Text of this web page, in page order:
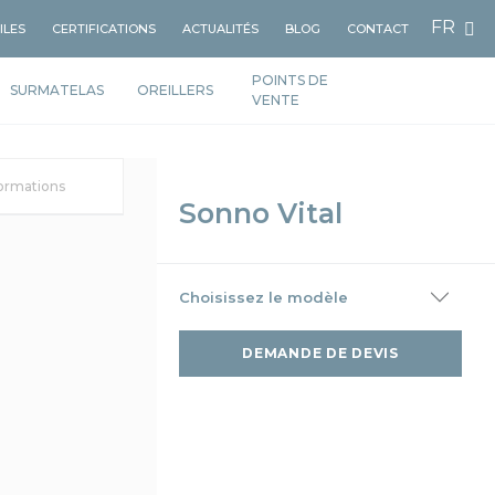
CERTIFICATIONS ACTUALITÉS BLOG CONTACT FR
POINTS DE
VENTE
SURMATELAS OREILLERS
Sonno Vital
Choisissez le modèle
DEMANDE DE DEVIS